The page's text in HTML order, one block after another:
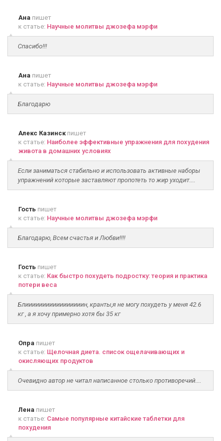
Ана пишет
к статье: Научные молитвы джозефа мэрфи
Спасибо!!!
Ана пишет
к статье: Научные молитвы джозефа мэрфи
Благодарю
Алекс Казинскпишет
к статье: Наиболее эффективные упражнения для похудения
живота в домашних условиях
Если заниматься стабильно и использовать активные наборы
упражнений которые заставляют пропотеть то жир уходит....
Гость пишет
к статье: Научные молитвы джозефа мэрфи
Благодарю, Всем счастья и Любви!!!!
Гость пишет
к статье: Как быстро похудеть подростку: теория и практика
потери веса
Блииииииииииииииииин, кранты,я не могу похудеть у меня 42.6
кг , а я хочу примерно хотя бы 35 кг
Опра пишет
к статье: Щелочная диета. список ощелачивающих и
окисляющих продуктов
Очевидно автор не читал написанное столько противоречий....
Лена пишет
к статье: Самые популярные китайские таблетки для
похудения